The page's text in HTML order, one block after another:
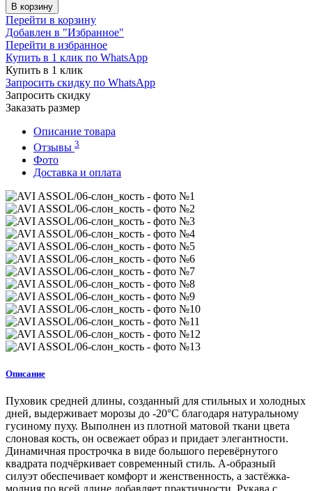
В корзину
Перейти в корзину
Добавлен в "Избранное"
Перейти в избранное
Купить в 1 клик по WhatsApp
Купить в 1 клик
Запросить скидку по WhatsApp
Запросить скидку
Заказать размер
Описание товара
Отзывы 3
Фото
Доставка и оплата
Описание
Пуховик средней длины, созданный для стильных и холодных
дней, выдерживает морозы до -20°C благодаря натуральному
гусиному пуху. Выполнен из плотной матовой ткани цвета
слоновая кость, он освежает образ и придает элегантности.
Динамичная прострочка в виде большого перевёрнутого
квадрата подчёркивает современный стиль. А-образный
силуэт обеспечивает комфорт и женственность, а застёжка-
молния по всей длине добавляет практичности. Рукава с